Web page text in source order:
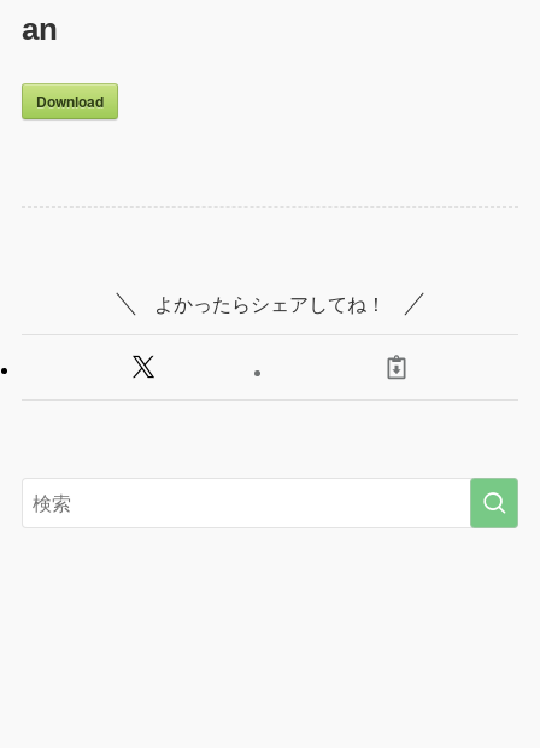
an
Download
よかったらシェアしてね！